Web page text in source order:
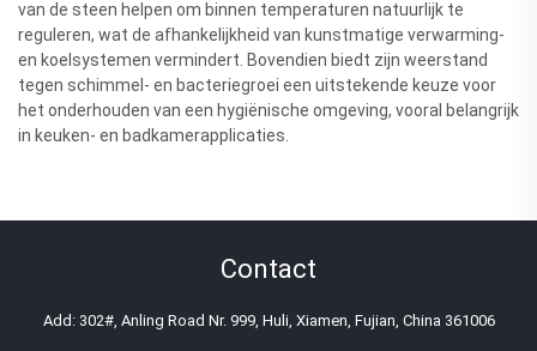
van de steen helpen om binnen temperaturen natuurlijk te
reguleren, wat de afhankelijkheid van kunstmatige verwarming-
en koelsystemen vermindert. Bovendien biedt zijn weerstand
tegen schimmel- en bacteriegroei een uitstekende keuze voor
het onderhouden van een hygiënische omgeving, vooral belangrijk
in keuken- en badkamerapplicaties.
Contact
Add: 302#, Anling Road Nr. 999, Huli, Xiamen, Fujian, China 361006